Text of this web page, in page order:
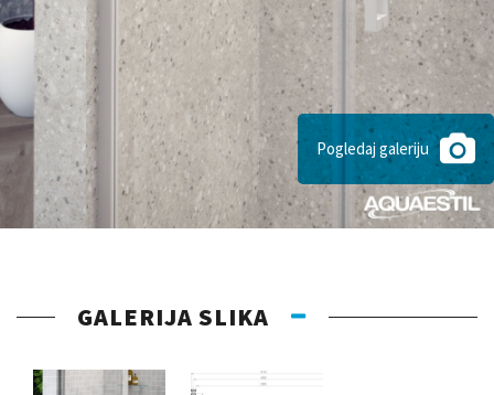
Pogledaj galeriju
GALERIJA SLIKA